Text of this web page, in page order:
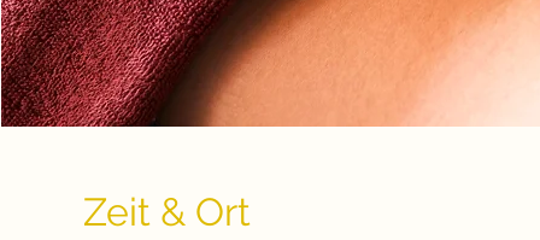
Zeit & Ort